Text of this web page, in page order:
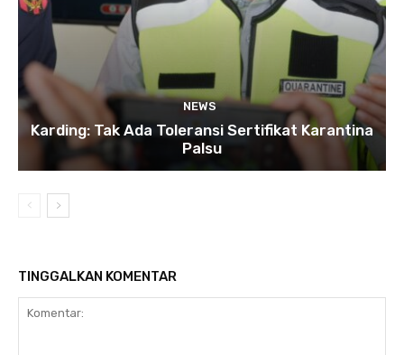
NEWS
Karding: Tak Ada Toleransi Sertifikat Karantina
Palsu
TINGGALKAN KOMENTAR